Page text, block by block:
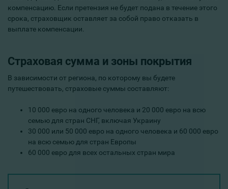
компенсацию. Если претензия не будет подана в течение этого
срока, страховщик оставляет за собой право отказать в
выплате компенсации.
Страховая сумма и зоны покрытия
В зависимости от региона, по которому вы будете
путешествовать, страховые суммы составляют:
10 000 евро на одного человека и 20 000 евро на всю
семью для стран СНГ, включая Украину
30 000 или 50 000 евро на одного человека и 60 000 евро
на всю семью для стран Европы
60 000 евро для всех остальных стран мира